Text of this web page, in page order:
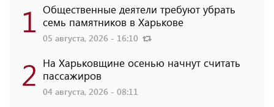
1 Общественные деятели требуют убрать
семь памятников в Харькове
05 августа, 2026 - 16:10
2 На Харьковщине осенью начнут считать
пассажиров
04 августа, 2026 - 08:11